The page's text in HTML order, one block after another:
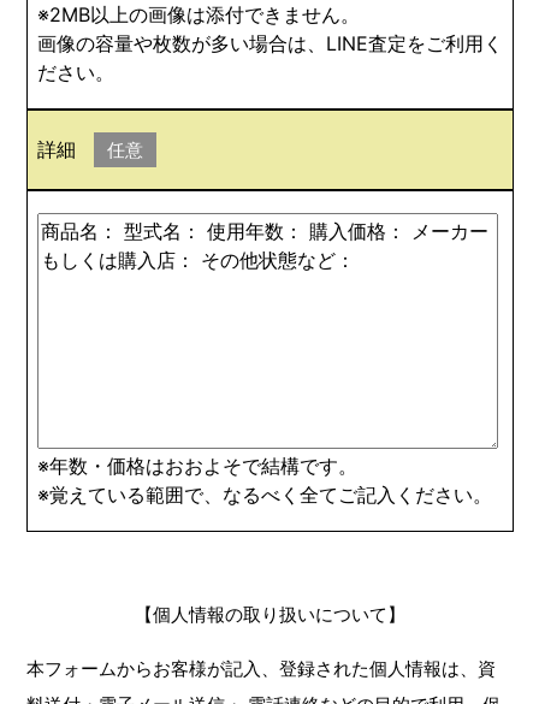
※2MB以上の画像は添付できません。
画像の容量や枚数が多い場合は、LINE査定をご利用く
ださい。
詳細 任意
※年数・価格はおおよそで結構です。
※覚えている範囲で、なるべく全てご記入ください。
【個人情報の取り扱いについて】
本フォームからお客様が記入、登録された個人情報は、資